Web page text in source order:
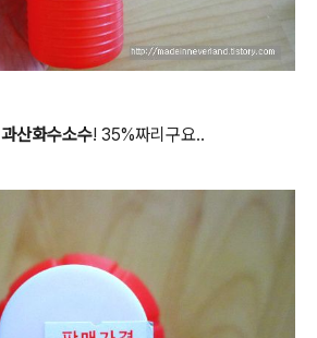
과산화수소수! 35%짜리구요..